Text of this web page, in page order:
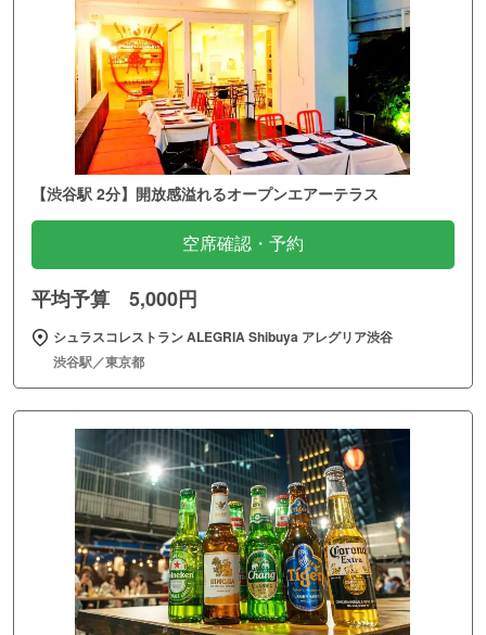
【渋谷駅 2分】開放感溢れるオープンエアーテラス
空席確認・予約
平均予算 5,000円
シュラスコレストラン ALEGRIA Shibuya アレグリア渋谷
渋谷駅／東京都